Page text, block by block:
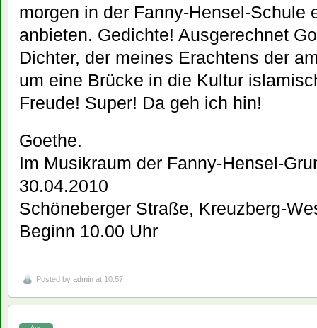
morgen in der Fanny-Hensel-Schule
anbieten. Gedichte! Ausgerechnet
Dichter, der meines Erachtens der
um eine Brücke in die Kultur
Freude! Super! Da geh ich hin!
Goethe.
Im Musikraum der Fanny-Hensel-
30.04.2010
Schöneberger Straße, Kreuzberg-
Beginn 10.00 Uhr
Posted by admin at 10:57